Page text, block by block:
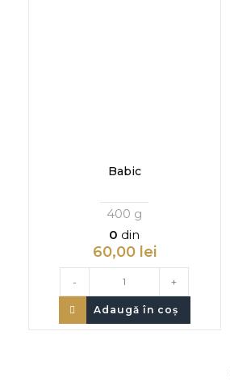
Babic
400 g
0 din
60,00 lei
- +
Adaugă în coș